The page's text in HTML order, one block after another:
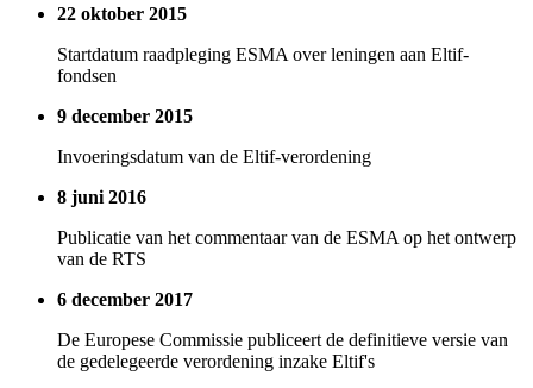
22 oktober 2015
Startdatum raadpleging ESMA over leningen aan Eltif-
fondsen
9 december 2015
Invoeringsdatum van de Eltif-verordening
8 juni 2016
Publicatie van het commentaar van de ESMA op het ontwerp
van de RTS
6 december 2017
De Europese Commissie publiceert de definitieve versie van
de gedelegeerde verordening inzake Eltif's